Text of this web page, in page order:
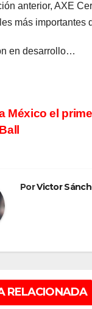
anterior, AXE
más importantes
en desarrollo…
México el
PorVictor
RELACIONADA